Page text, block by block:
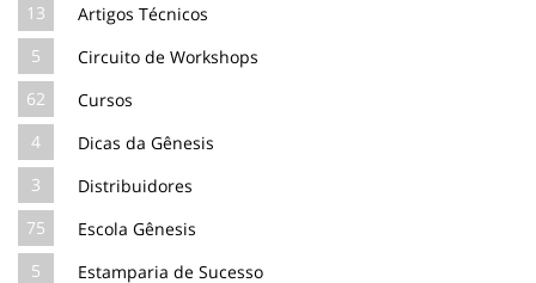
13
Artigos Técnicos
5
Circuito de Workshops
62
Cursos
4
Dicas da Gênesis
3
Distribuidores
75
Escola Gênesis
5
Estamparia de Sucesso